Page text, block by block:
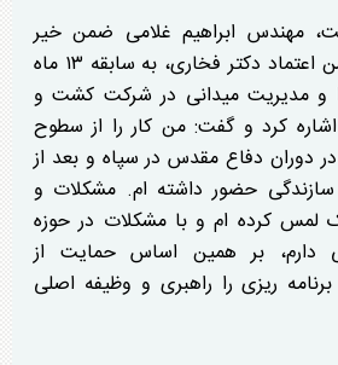
مهندس ابراهیم غلامی ضمن خیر
مقدم و تشکر از حسن اعتماد دکتر فخاری، به سابقه ۱۳ ماه
و مدیریت میدانی در شرکت کشت و
کرد و گفت: من کار را از سطوح
در دوران دفاع مقدس در سپاه و بعد از
حضور داشته ام. مشکلات و
لمس کرده ام و با مشکلات در حوزه
دارم، بر همین اساس حمایت از
ریزی را راهبری و وظیفه اصلی